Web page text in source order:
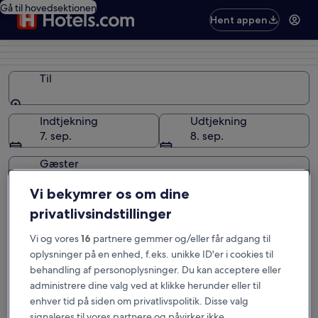
Gå til hovedsektionen
Hent appen
Til
Til
Indtjekning
7. sep.
Udtjekning
8. sep.
Gæster
Søg
Velkommen til Hotels.com
Hotels.com® tilbyder reservationstjenester gennem sit eget
netværk af lokale hjemmesider.
Vi bekymrer os om dine
privatlivsindstillinger
Vi og vores16 partnere gemmer og/eller får adgang til
oplysninger på en enhed, f.eks. unikke ID'er i cookies til
behandling af personoplysninger. Du kan acceptere eller
administrere dine valg ved at klikke herunder eller til
enhver tid på siden om privatlivspolitik. Disse valg